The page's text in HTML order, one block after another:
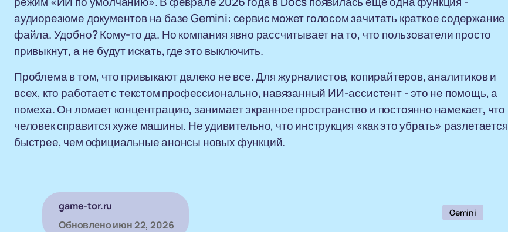
аудиорезюме документов на базе Gemini: сервис может голосом зачитать краткое содержание
файла. Удобно? Кому-то да. Но компания явно рассчитывает на то, что пользователи просто
привыкнут, а не будут искать, где это выключить.
Проблема в том, что привыкают далеко не все. Для журналистов, копирайтеров, аналитиков и
всех, кто работает с текстом профессионально, навязанный ИИ-ассистент - это не помощь, а
помеха. Он ломает концентрацию, занимает экранное пространство и постоянно намекает, что
человек справится хуже машины. Не удивительно, что инструкция «как это убрать» разлетается
быстрее, чем официальные анонсы новых функций.
game-tor.ru
Обновленоиюн 22, 2026
Gemini